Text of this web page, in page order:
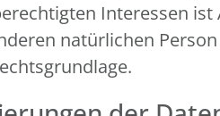
Interessen ist
natürlichen